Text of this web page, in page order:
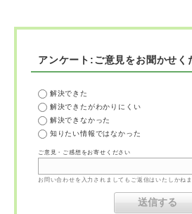
アンケート:ご意見をお聞かせく
解決できた
解決できたがわかりにくい
解決できなかった
知りたい情報ではなかった
ご意見・ご感想をお寄せください
お問い合わせを入力されましてもご返信はいたしかね